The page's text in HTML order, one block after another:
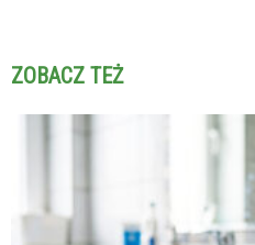
ZOBACZ TEŻ